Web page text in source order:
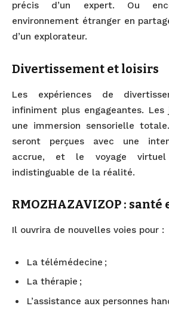
précis d’un expert. Ou
environnement étranger en
d’un explorateur.
Divertissement et loisirs
Les expériences de
infiniment plus engageantes.
une immersion sensorielle
seront perçues avec une
accrue, et le voyage virtuel
indistinguable de la réalité.
RMOZHAZAVIZOP :
Il ouvrira de nouvelles voies pour :
La télémédecine ;
La thérapie ;
L’assistance aux personnes